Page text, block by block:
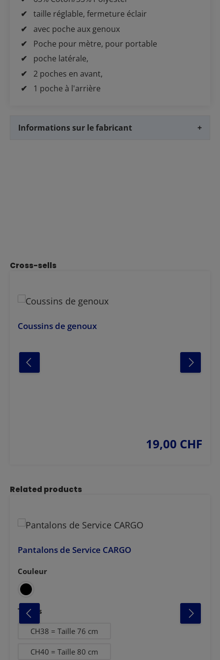
taille réglable, fermeture éclair
avec poche aux genoux
Poche pour mètre, pour portable
poche latérale,
2 poches en avant,
1 poche à l'arrière
Informations sur le fabricant +
Ignorer la galerie de produits
Cross-sells
Coussins de genoux
prix régulier :
19,00 CHF
Ignorer la galerie de produits
Related products
Pantalons de Service CARGO
Sélectionnez
Couleur
Sélectionnez
Tailles
CH38 = Taille 76 cm
CH40 = Taille 80 cm